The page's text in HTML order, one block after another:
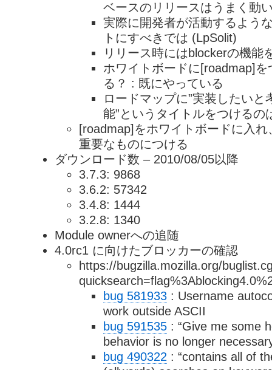
ベースのリリースはうまく動
実際に開発者が活動するよう
トにすべきでは (LpSolit)
リリース時にはblockerの機能
ホワイトボードに[roadmap]を
る？ : 既にやっている
ロードマップに”実装したいと
能”というタイトルをつけるの
[roadmap]をホワイトボードに入
重要なものにつける
ダウンロード数 – 2010/08/05以降
3.7.3: 9868
3.6.2: 57342
3.4.8: 1444
3.2.8: 1340
Module ownerへの追随
4.0rc1 に向けたブロッカーの確認
https://bugzilla.mozilla.org/
bug 581933 : Username
work outside ASCII
bug 591535 : “Give me some
behavior is no longer
bug 490322 : “contains all of